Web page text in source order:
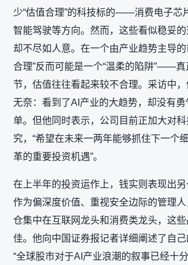
少“估值合理”的科技标的——消费电子芯
智能驾驶等方向。然而，这些看似稳妥
却不尽如人意。在一个由产业趋势主导的
合理”反而可能是一个“温柔的陷阱”——真
节，估值往往看起来较不合理。采访中
无奈：看到了AI产业的大趋势，却没有
单。但他同时表示，公司目前正加大对
究，“希望在未来一两年能够抓住下一个
革的重要投资机遇”。
在上半年的投资运作上，钱实则表现出另
作为偏深度价值、重视安全边际的管理
仓集中在互联网龙头和消费类龙头，这
佳。他向中国证券报记者详细阐述了自己
“全球股市对于AI产业浪潮的叙事已经十